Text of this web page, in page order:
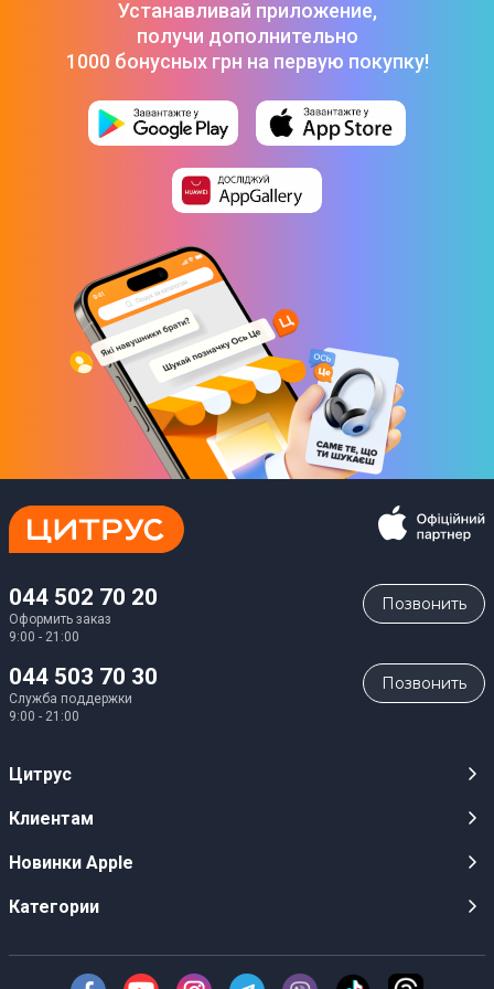
Моноблок Dell Optiplex 5400 (N003O5400AIO) Black
Устанавливай приложение,
получи дополнительно
1000 бонусных грн на первую покупку!
044 502 70 20
Оформить заказ
9:00 - 21:00
Позвонить
044 503 70 30
Служба поддержки
9:00 - 21:00
Позвонить
Цитрус
Карьера
Оптовым клиентам
О Компании
Клиентам
Публичные оферты
Инструкции и прошивки
Новинки Apple
iPhone 17
Категории
Техника Apple